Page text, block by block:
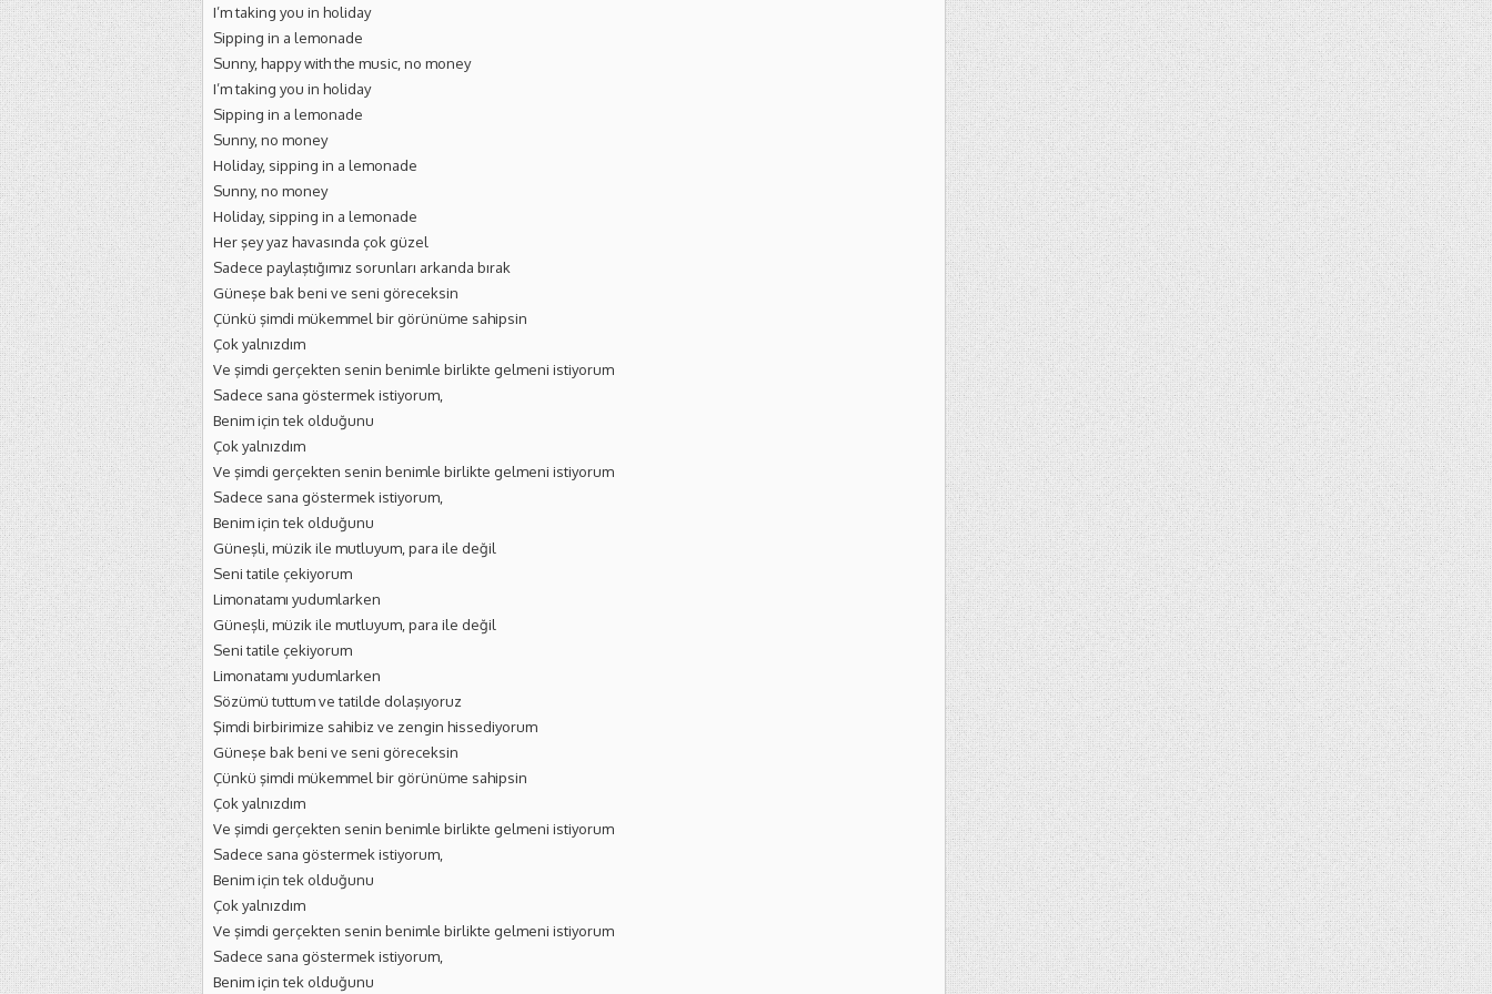
I’m taking you in holiday
Sipping in a lemonade
Sunny, happy with the music, no money
I’m taking you in holiday
Sipping in a lemonade
Sunny, no money
Holiday, sipping in a lemonade
Sunny, no money
Holiday, sipping in a lemonade
Her şey yaz havasında çok güzel
Sadece paylaştığımız sorunları arkanda bırak
Güneşe bak beni ve seni göreceksin
Çünkü şimdi mükemmel bir görünüme sahipsin
Çok yalnızdım
Ve şimdi gerçekten senin benimle birlikte gelmeni istiyorum
Sadece sana göstermek istiyorum,
Benim için tek olduğunu
Çok yalnızdım
Ve şimdi gerçekten senin benimle birlikte gelmeni istiyorum
Sadece sana göstermek istiyorum,
Benim için tek olduğunu
Güneşli, müzik ile mutluyum, para ile değil
Seni tatile çekiyorum
Limonatamı yudumlarken
Güneşli, müzik ile mutluyum, para ile değil
Seni tatile çekiyorum
Limonatamı yudumlarken
Sözümü tuttum ve tatilde dolaşıyoruz
Şimdi birbirimize sahibiz ve zengin hissediyorum
Güneşe bak beni ve seni göreceksin
Çünkü şimdi mükemmel bir görünüme sahipsin
Çok yalnızdım
Ve şimdi gerçekten senin benimle birlikte gelmeni istiyorum
Sadece sana göstermek istiyorum,
Benim için tek olduğunu
Çok yalnızdım
Ve şimdi gerçekten senin benimle birlikte gelmeni istiyorum
Sadece sana göstermek istiyorum,
Benim için tek olduğunu